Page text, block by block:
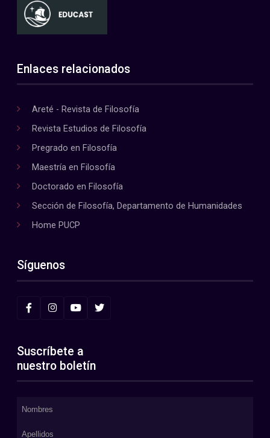
Enlaces relacionados
Areté - Revista de Filosofía
Revista Estudios de Filosofía
Pregrado en Filosofía
Maestría en Filosofía
Doctorado en Filosofía
Sección de Filosofía, Departamento de Humanidades
Home PUCP
Síguenos
Suscríbete a
nuestro boletín